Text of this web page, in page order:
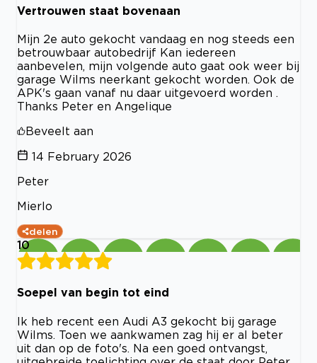
Vertrouwen staat bovenaan
Mijn 2e auto gekocht vandaag en nog steeds een
betrouwbaar autobedrijf Kan iedereen
aanbevelen, mijn volgende auto gaat ook weer bij
garage Wilms neerkant gekocht worden. Ook de
APK's gaan vanaf nu daar uitgevoerd worden .
Thanks Peter en Angelique
Beveelt aan
14 February 2026
Peter
Mierlo
delen
10
Soepel van begin tot eind
Ik heb recent een Audi A3 gekocht bij garage
Wilms. Toen we aankwamen zag hij er al beter
uit dan op de foto's. Na een goed ontvangst,